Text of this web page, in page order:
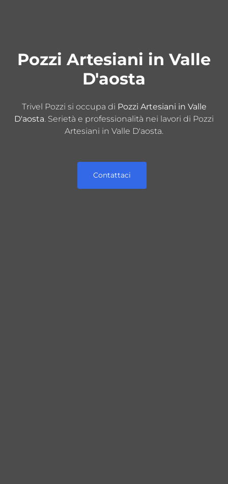
Pozzi Artesiani in Valle
D'aosta
Trivel Pozzi si occupa di Pozzi Artesiani in Valle
D'aosta. Serietà e professionalità nei lavori di Pozzi
Artesiani in Valle D'aosta.
Contattaci